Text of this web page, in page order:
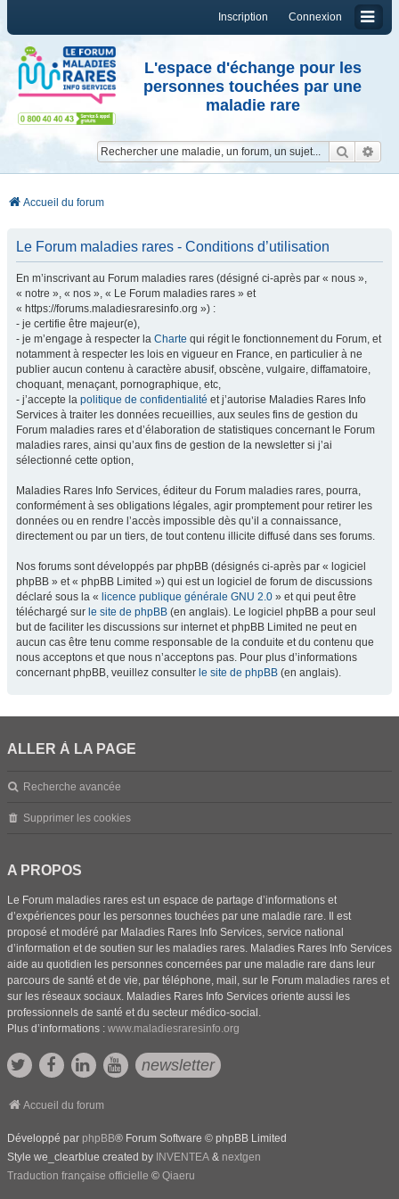
Connexion
Inscription
L'espace d'échange pour les
personnes touchées par une
maladie rare
Accueil du forum
Le Forum maladies rares - Conditions d’utilisation
En m’inscrivant au Forum maladies rares (désigné ci-après par « nous »,
« notre », « nos », « Le Forum maladies rares » et
« https://forums.maladiesraresinfo.org ») :
- je certifie être majeur(e),
- je m’engage à respecter la Charte qui régit le fonctionnement du Forum, et
notamment à respecter les lois en vigueur en France, en particulier à ne
publier aucun contenu à caractère abusif, obscène, vulgaire, diffamatoire,
choquant, menaçant, pornographique, etc,
- j’accepte la politique de confidentialité et j’autorise Maladies Rares Info
Services à traiter les données recueillies, aux seules fins de gestion du
Forum maladies rares et d’élaboration de statistiques concernant le Forum
maladies rares, ainsi qu’aux fins de gestion de la newsletter si j’ai
sélectionné cette option,
Maladies Rares Info Services, éditeur du Forum maladies rares, pourra,
conformément à ses obligations légales, agir promptement pour retirer les
données ou en rendre l’accès impossible dès qu’il a connaissance,
directement ou par un tiers, de tout contenu illicite diffusé dans ses forums.
Nos forums sont développés par phpBB (désignés ci-après par « logiciel
phpBB » et « phpBB Limited ») qui est un logiciel de forum de discussions
déclaré sous la « licence publique générale GNU 2.0 » et qui peut être
téléchargé sur le site de phpBB (en anglais). Le logiciel phpBB a pour seul
but de faciliter les discussions sur internet et phpBB Limited ne peut en
aucun cas être tenu comme responsable de la conduite et du contenu que
nous acceptons et que nous n’acceptons pas. Pour plus d’informations
concernant phpBB, veuillez consulter le site de phpBB (en anglais).
ALLER À LA PAGE
Recherche avancée
Supprimer les cookies
A PROPOS
Le Forum maladies rares est un espace de partage d’informations et
d’expériences pour les personnes touchées par une maladie rare. Il est
proposé et modéré par Maladies Rares Info Services, service national
d’information et de soutien sur les maladies rares. Maladies Rares Info Services
aide au quotidien les personnes concernées par une maladie rare dans leur
parcours de santé et de vie, par téléphone, mail, sur le Forum maladies rares et
sur les réseaux sociaux. Maladies Rares Info Services oriente aussi les
professionnels de santé et du secteur médico-social.
Plus d’informations : www.maladiesraresinfo.org
newsletter
Accueil du forum
Développé par phpBB® Forum Software © phpBB Limited
Style we_clearblue created by INVENTEA & nextgen
Traduction française officielle © Qiaeru